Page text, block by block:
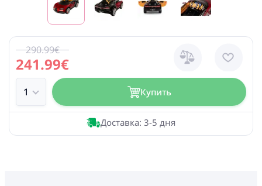
241.99€
290.99€
Купить
Доставка: 3-5 дня